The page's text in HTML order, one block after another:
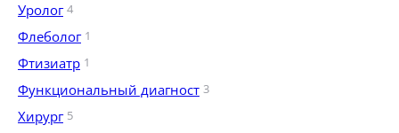
Уролог 4
Флеболог 1
Фтизиатр 1
Функциональный диагност 3
Хирург 5